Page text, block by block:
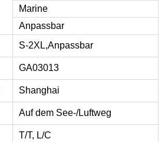
Marine
Anpassbar
S-2XL,Anpassbar
GA03013
Shanghai
Auf dem See-/Luftweg
T/T, L/C